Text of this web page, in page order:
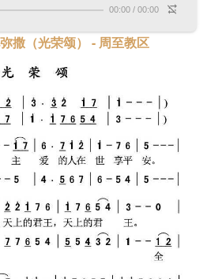
00:00 / 00:00
撒（光荣颂） - 周至教区